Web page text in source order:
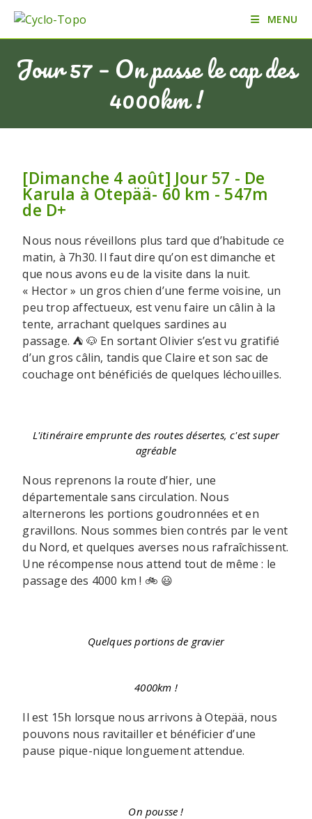
MENU
Jour 57 – On passe le cap des
4000km !
[Dimanche 4 août] Jour 57 - De
Karula à Otepää- 60 km - 547m
de D+
Nous nous réveillons plus tard que d’habitude ce
matin, à 7h30. Il faut dire qu’on est dimanche et
que nous avons eu de la visite dans la nuit.
« Hector » un gros chien d’une ferme voisine, un
peu trop affectueux, est venu faire un câlin à la
tente, arrachant quelques sardines au
passage. ⛺ 🐶 En sortant Olivier s’est vu gratifié
d’un gros câlin, tandis que Claire et son sac de
couchage ont bénéficiés de quelques léchouilles.
L'itinéraire emprunte des routes désertes, c'est super
agréable
Nous reprenons la route d’hier, une
départementale sans circulation. Nous
alternerons les portions goudronnées et en
gravillons. Nous sommes bien contrés par le vent
du Nord, et quelques averses nous rafraîchissent.
Une récompense nous attend tout de même : le
passage des 4000 km ! 🚲 😃
Quelques portions de gravier
4000km !
Il est 15h lorsque nous arrivons à Otepää, nous
pouvons nous ravitailler et bénéficier d’une
pause pique-nique longuement attendue.
On pousse !